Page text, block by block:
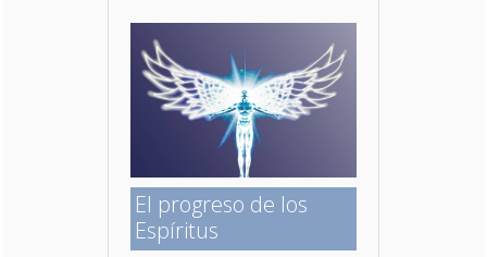
El progreso de los
Espíritus